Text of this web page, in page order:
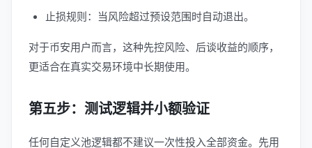
止损规则：当风险超过预设范围时自动退出。
对于币安用户而言，这种先控风险、后谈收益的顺序，
更适合在真实交易环境中长期使用。
第五步：测试逻辑并小额验证
任何自定义池逻辑都不建议一次性投入全部资金。先用